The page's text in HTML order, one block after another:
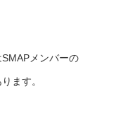
メンバーの
ます。